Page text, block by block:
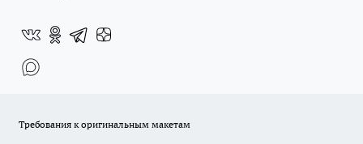
Требования к оригинальным макетам